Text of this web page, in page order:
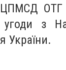
ЦПМСД
угоди з
України.